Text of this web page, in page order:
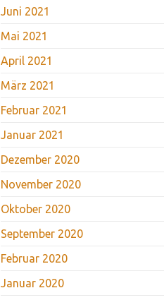
Juni 2021
Mai 2021
April 2021
März 2021
Februar 2021
Januar 2021
Dezember 2020
November 2020
Oktober 2020
September 2020
Februar 2020
Januar 2020